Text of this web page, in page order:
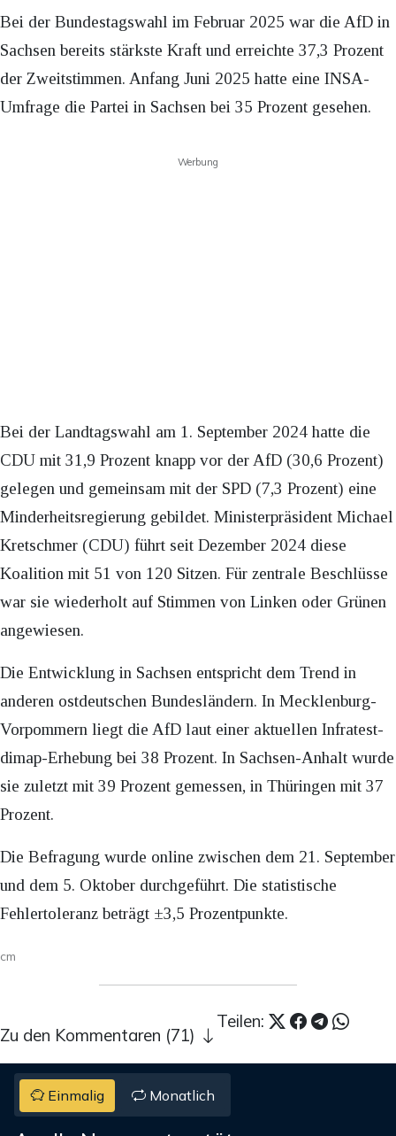
Bei der Bundestagswahl im Februar 2025 war die AfD in
Sachsen bereits stärkste Kraft und erreichte 37,3 Prozent
der Zweitstimmen. Anfang Juni 2025 hatte eine INSA-
Umfrage die Partei in Sachsen bei 35 Prozent gesehen.
Werbung
Bei der Landtagswahl am 1. September 2024 hatte die
CDU mit 31,9 Prozent knapp vor der AfD (30,6 Prozent)
gelegen und gemeinsam mit der SPD (7,3 Prozent) eine
Minderheitsregierung gebildet. Ministerpräsident Michael
Kretschmer (CDU) führt seit Dezember 2024 diese
Koalition mit 51 von 120 Sitzen. Für zentrale Beschlüsse
war sie wiederholt auf Stimmen von Linken oder Grünen
angewiesen.
Die Entwicklung in Sachsen entspricht dem Trend in
anderen ostdeutschen Bundesländern. In Mecklenburg-
Vorpommern liegt die AfD laut einer aktuellen Infratest-
dimap-Erhebung bei 38 Prozent. In Sachsen-Anhalt wurde
sie zuletzt mit 39 Prozent gemessen, in Thüringen mit 37
Prozent.
Die Befragung wurde online zwischen dem 21. September
und dem 5. Oktober durchgeführt. Die statistische
Fehlertoleranz beträgt ±3,5 Prozentpunkte.
cm
Teilen:
Zu den Kommentaren (71)
Einmalig Monatlich